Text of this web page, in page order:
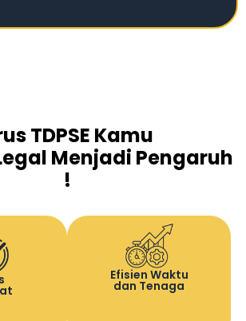
TDPSE Kamu
Menjadi Pengaruh
!
Efisien Waktu
dan Tenaga